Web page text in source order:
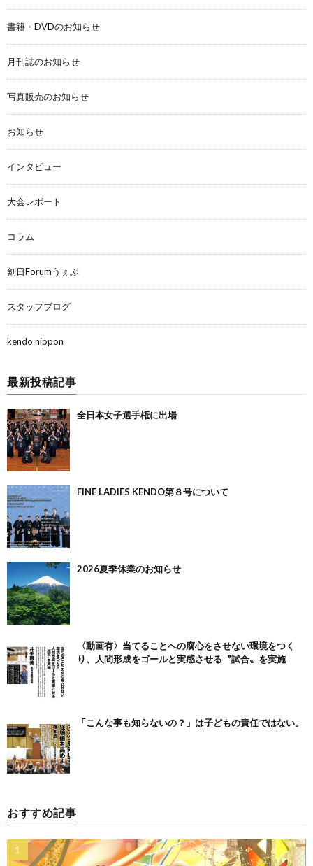
書籍・DVDのお知らせ
月刊誌のお知らせ
写真販売のお知らせ
お知らせ
インタビュー
大会レポート
コラム
剣日Forumうぇぶ
スタッフブログ
kendo nippon
最新投稿記事
全日本女子選手権に出場
FINE LADIES KENDO第８号について
2026夏季休業のお知らせ
〈動画有〉当てることへの腐心をさせない環境をつく
り、人間形成をゴールと実感させる〝試合〟を実施
「こんな事も知らないの？」は子どもの責任ではない。
おすすめ記事